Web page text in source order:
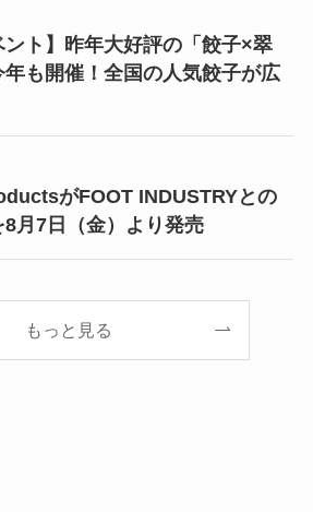
ント】昨年大好評の「餃子×翠
も開催！全国の人気餃子が広
がFOOT INDUSTRYとの
月7日（金）より発売
もっと見る